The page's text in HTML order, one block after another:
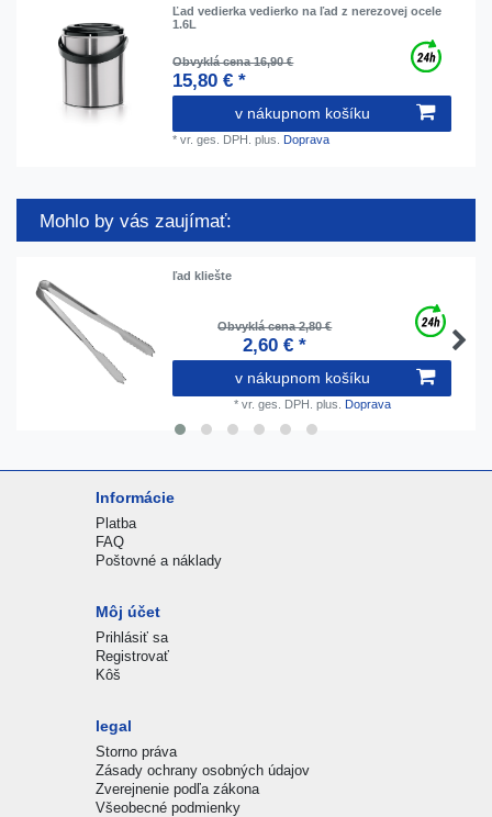
Ľad vedierka vedierko na ľad z nerezovej ocele
1.6L
Obvyklá cena 16,90 €
15,80 € *
v nákupnom košíku
*vr. ges. DPH. plus. Doprava
Mohlo by vás zaujímať:
ľad kliešte
Obvyklá cena 2,80 €
2,60 € *
v nákupnom košíku
* vr. ges. DPH. plus. Doprava
Informácie
Platba
FAQ
Poštovné a náklady
Môj účet
Prihlásiť sa
Registrovať
Kôš
legal
Storno práva
Zásady ochrany osobných údajov
Zverejnenie podľa zákona
Všeobecné podmienky